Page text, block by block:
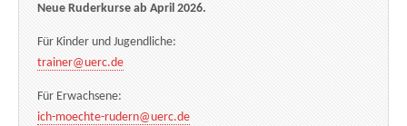
Neue Ruderkurse ab April 2026.
Für Kinder und Jugendliche:
trainer@uerc.de
Für Erwachsene:
ich-moechte-rudern@uerc.de